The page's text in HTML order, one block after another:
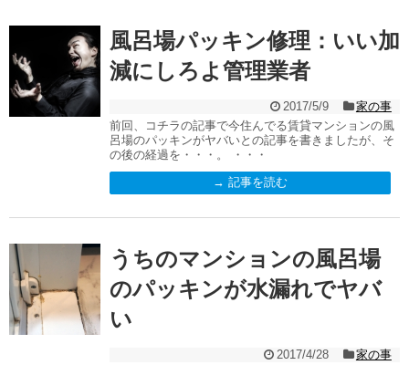
風呂場パッキン修理：いい加
減にしろよ管理業者
2017/5/9
家の事
前回、コチラの記事で今住んでる賃貸マンションの風
呂場のパッキンがヤバいとの記事を書きましたが、そ
の後の経過を・・・。 ・・・
→ 記事を読む
うちのマンションの風呂場
のパッキンが水漏れでヤバ
い
2017/4/28
家の事